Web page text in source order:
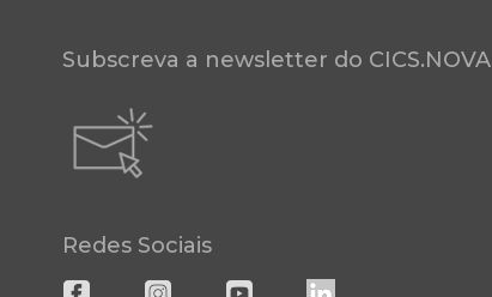
Subscreva a newsletter do CICS.NOVA
Redes Sociais